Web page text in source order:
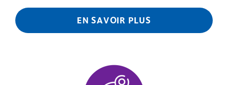
EN SAVOIR PLUS